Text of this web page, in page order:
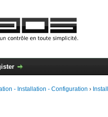
- Installation - Configuration ›